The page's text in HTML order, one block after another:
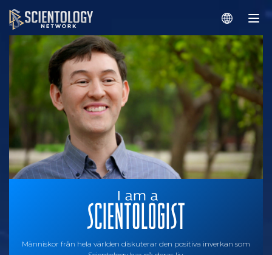
Människor från hela världen diskuterar den positiva inverkan som